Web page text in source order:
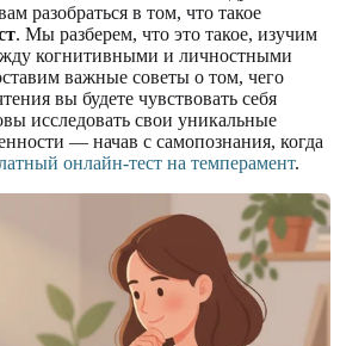
разобраться в том, что такое
. Мы разберем, что это такое, изучим
когнитивными и личностными
важные советы о том, чего
вы будете чувствовать себя
исследовать свои уникальные
— начав с самопознания, когда
онлайн-тест на темперамент.